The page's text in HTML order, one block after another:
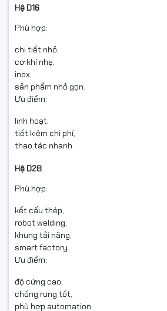
Hệ D16
Phù hợp:
chi tiết nhỏ,
cơ khí nhẹ,
inox,
sản phẩm nhỏ gọn.
Ưu điểm:
linh hoạt,
tiết kiệm chi phí,
thao tác nhanh.
Hệ D28
Phù hợp:
kết cấu thép,
robot welding,
khung tải nặng,
smart factory.
Ưu điểm:
độ cứng cao,
chống rung tốt,
phù hợp automation.